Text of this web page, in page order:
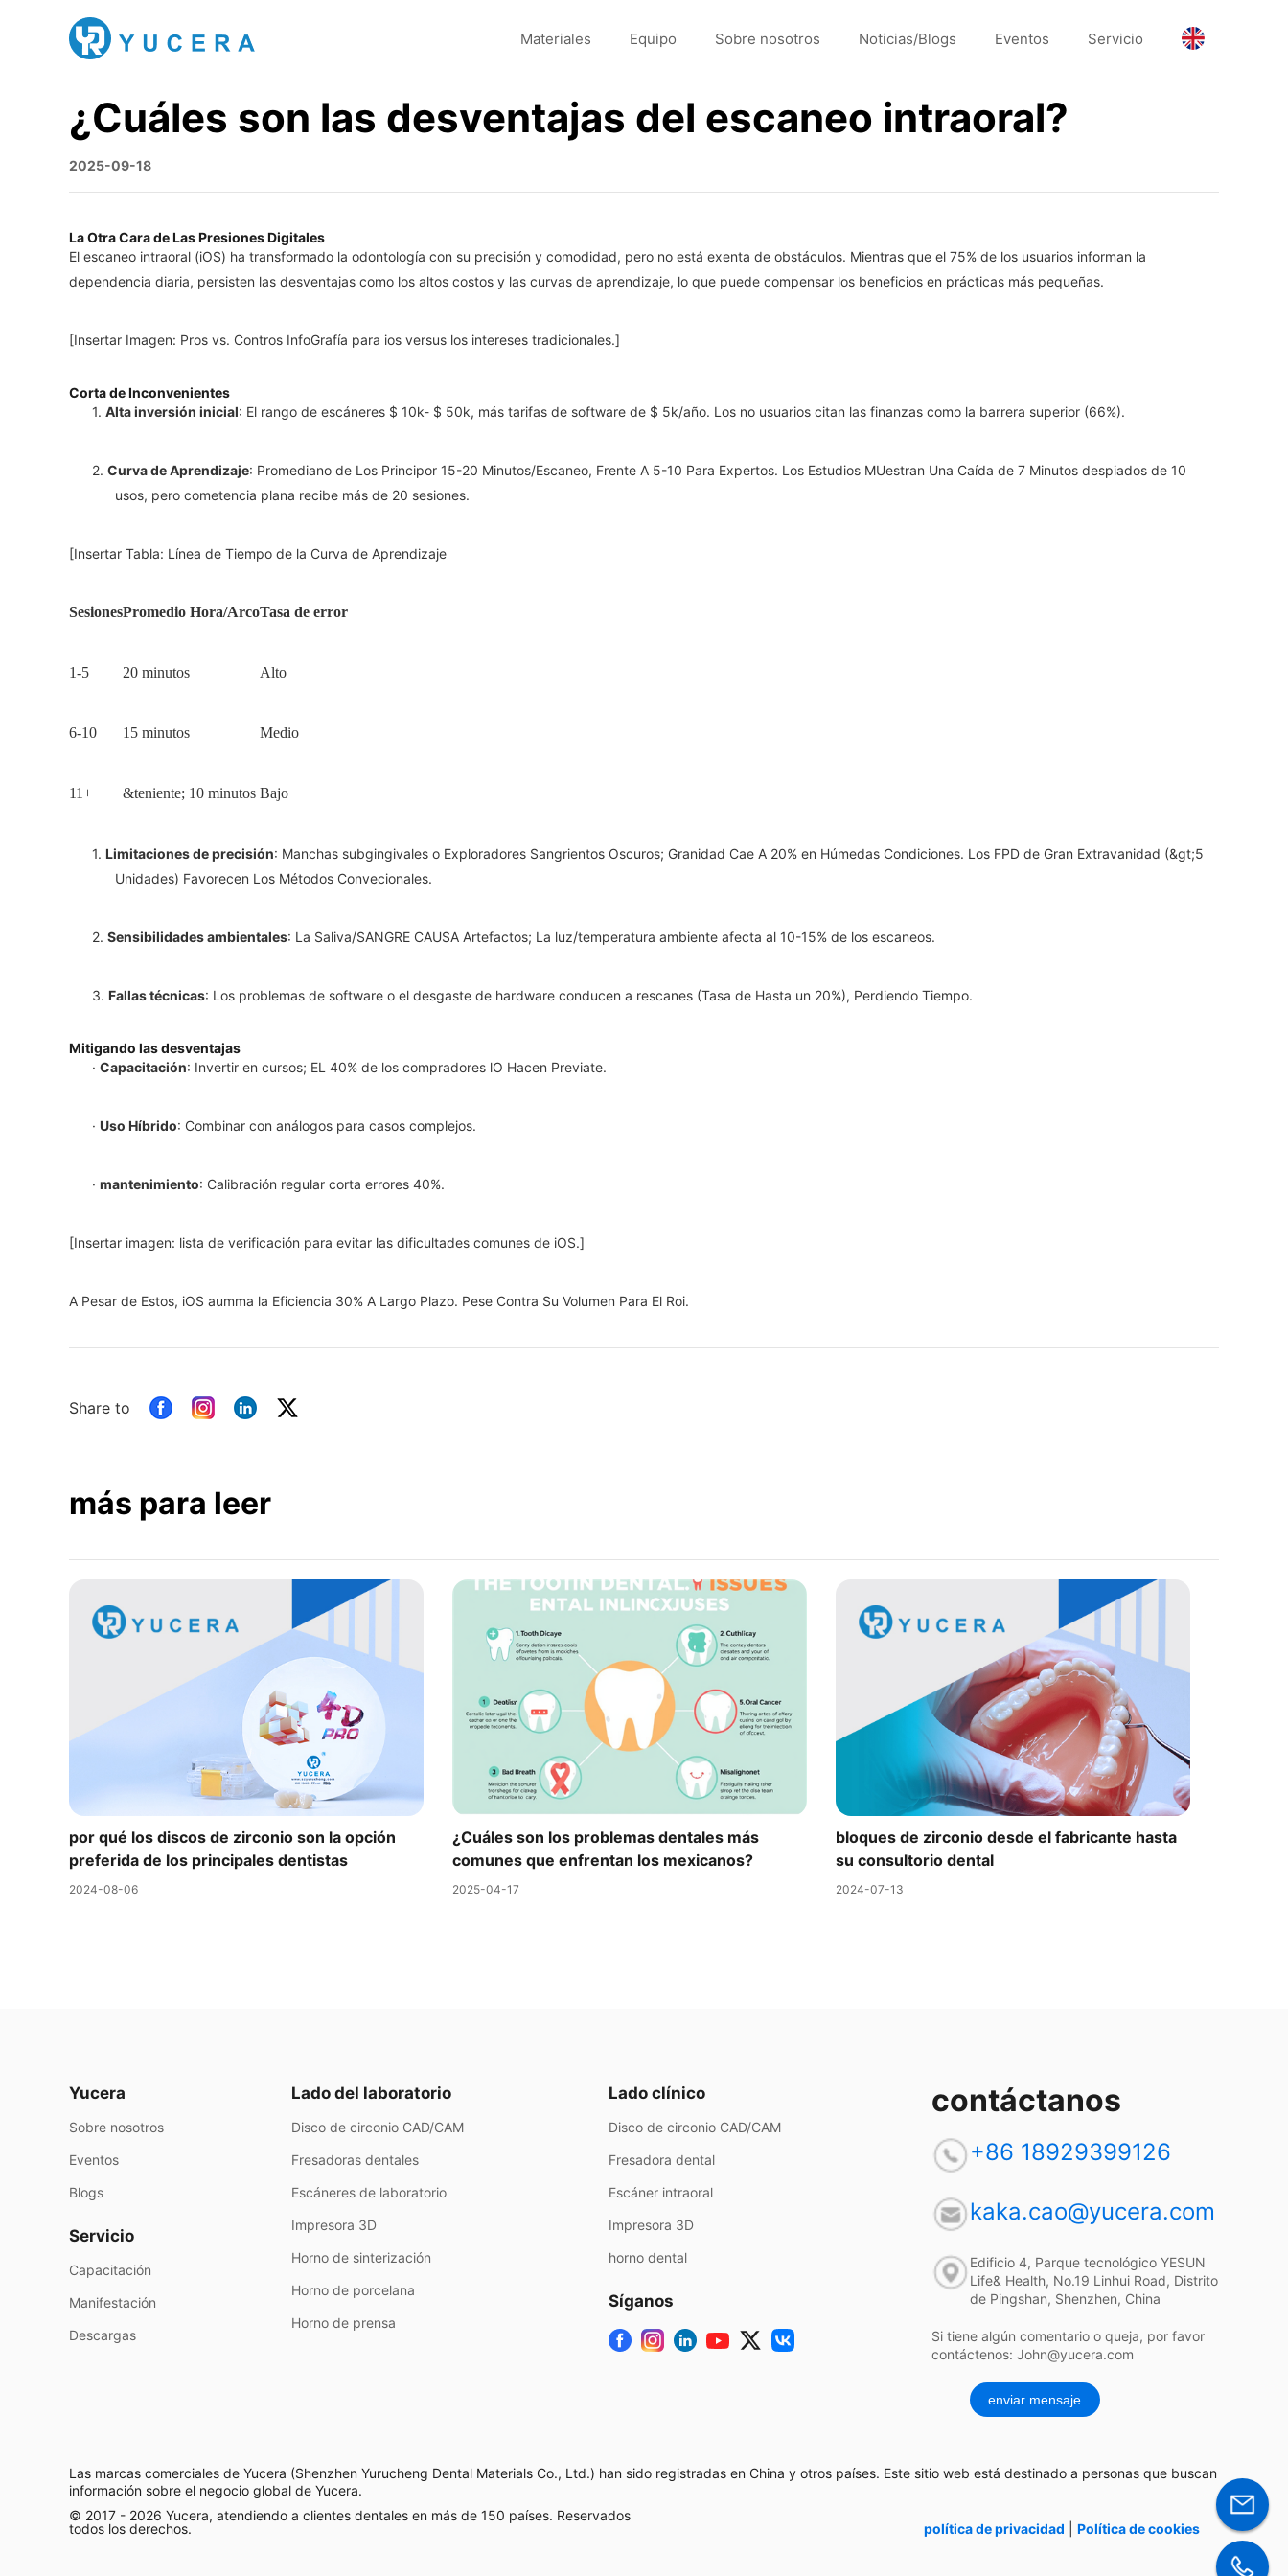
Materiales Equipo Sobre nosotros Noticias/Blogs Eventos Servicio
¿Cuáles son las desventajas del escaneo intraoral?
2025-09-18
La Otra Cara de Las Presiones Digitales
El escaneo intraoral (iOS) ha transformado la odontología con su precisión y comodidad, pero no está exenta de obstáculos. Mientras que el 75% de los usuarios informan la
dependencia diaria, persisten las desventajas como los altos costos y las curvas de aprendizaje, lo que puede compensar los beneficios en prácticas más pequeñas.
[Insertar Imagen: Pros vs. Contros InfoGrafía para ios versus los intereses tradicionales.]
Corta de Inconvenientes
1. Alta inversión inicial: El rango de escáneres $ 10k- $ 50k, más tarifas de software de $ 5k/año. Los no usuarios citan las finanzas como la barrera superior (66%).
2. Curva de Aprendizaje: Promediano de Los Principor 15-20 Minutos/Escaneo, Frente A 5-10 Para Expertos. Los Estudios MUestran Una Caída de 7 Minutos despiados de 10
usos, pero cometencia plana recibe más de 20 sesiones.
[Insertar Tabla: Línea de Tiempo de la Curva de Aprendizaje
SesionesPromedio Hora/ArcoTasa de error
1-5 20 minutos Alto
6-10 15 minutos Medio
11+ &teniente; 10 minutos Bajo
1. Limitaciones de precisión: Manchas subgingivales o Exploradores Sangrientos Oscuros; Granidad Cae A 20% en Húmedas Condiciones. Los FPD de Gran Extravanidad (&gt;5
Unidades) Favorecen Los Métodos Convecionales.
2. Sensibilidades ambientales: La Saliva/SANGRE CAUSA Artefactos; La luz/temperatura ambiente afecta al 10-15% de los escaneos.
3. Fallas técnicas: Los problemas de software o el desgaste de hardware conducen a rescanes (Tasa de Hasta un 20%), Perdiendo Tiempo.
Mitigando las desventajas
· Capacitación: Invertir en cursos; EL 40% de los compradores lO Hacen Previate.
· Uso Híbrido: Combinar con análogos para casos complejos.
· mantenimiento: Calibración regular corta errores 40%.
[Insertar imagen: lista de verificación para evitar las dificultades comunes de iOS.]
A Pesar de Estos, iOS aumma la Eficiencia 30% A Largo Plazo. Pese Contra Su Volumen Para El Roi.
Share to
más para leer
por qué los discos de zirconio son la opción
preferida de los principales dentistas
2024-08-06
¿Cuáles son los problemas dentales más
comunes que enfrentan los mexicanos?
2025-04-17
bloques de zirconio desde el fabricante hasta
su consultorio dental
2024-07-13
Yucera
Sobre nosotros
Eventos
Blogs
Servicio
Capacitación
Manifestación
Descargas
Lado del laboratorio
Disco de circonio CAD/CAM
Fresadoras dentales
Escáneres de laboratorio
Impresora 3D
Horno de sinterización
Horno de porcelana
Horno de prensa
Lado clínico
Disco de circonio CAD/CAM
Fresadora dental
Escáner intraoral
Impresora 3D
horno dental
Síganos
contáctanos
+86 18929399126
kaka.cao@yucera.com
Edificio 4, Parque tecnológico YESUN
Life& Health, No.19 Linhui Road, Distrito
de Pingshan, Shenzhen, China
Si tiene algún comentario o queja, por favor
contáctenos: John@yucera.com
enviar mensaje
Las marcas comerciales de Yucera (Shenzhen Yurucheng Dental Materials Co., Ltd.) han sido registradas en China y otros países. Este sitio web está destinado a personas que buscan
información sobre el negocio global de Yucera.
© 2017 - 2026 Yucera, atendiendo a clientes dentales en más de 150 países. Reservados
todos los derechos.
política de privacidad Política de cookies